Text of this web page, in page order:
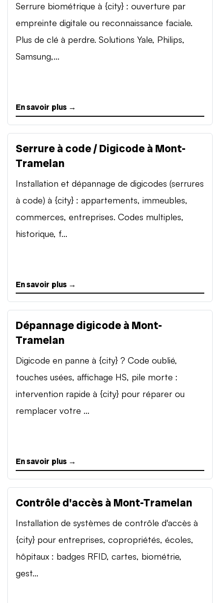
Serrure biométrique à {city} : ouverture par
empreinte digitale ou reconnaissance faciale.
Plus de clé à perdre. Solutions Yale, Philips,
Samsung,...
En savoir plus →
Serrure à code / Digicode à Mont-
Tramelan
Installation et dépannage de digicodes (serrures
à code) à {city} : appartements, immeubles,
commerces, entreprises. Codes multiples,
historique, f...
En savoir plus →
Dépannage digicode à Mont-
Tramelan
Digicode en panne à {city} ? Code oublié,
touches usées, affichage HS, pile morte :
intervention rapide à {city} pour réparer ou
remplacer votre ...
En savoir plus →
Contrôle d'accès à Mont-Tramelan
Installation de systèmes de contrôle d'accès à
{city} pour entreprises, copropriétés, écoles,
hôpitaux : badges RFID, cartes, biométrie,
gest...